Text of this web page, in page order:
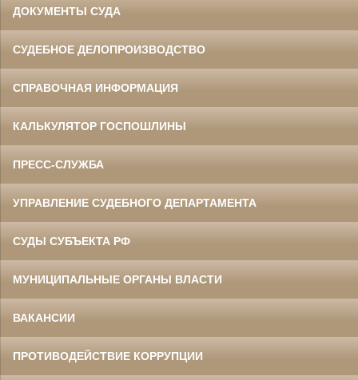
ДОКУМЕНТЫ СУДА
СУДЕБНОЕ ДЕЛОПРОИЗВОДСТВО
СПРАВОЧНАЯ ИНФОРМАЦИЯ
КАЛЬКУЛЯТОР ГОСПОШЛИНЫ
ПРЕСС-СЛУЖБА
УПРАВЛЕНИЕ СУДЕБНОГО ДЕПАРТАМЕНТА
СУДЫ СУБЪЕКТА РФ
МУНИЦИПАЛЬНЫЕ ОРГАНЫ ВЛАСТИ
ВАКАНСИИ
ПРОТИВОДЕЙСТВИЕ КОРРУПЦИИ